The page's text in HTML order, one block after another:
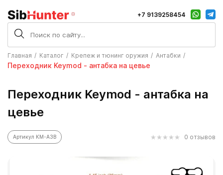
+7 9139258454
Главная Каталог Крепеж и тюнинг оружия Антабки
Переходник Keymod - антабка на цевье
Переходник Keymod - антабка на
цевье
Артикул KM-A3B 0 отзывов